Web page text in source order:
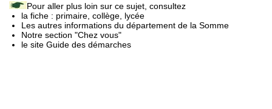
Pour aller plus loin sur ce sujet, consultez
la fiche : primaire, collège, lycée
Les autres informations du département de la Somme
Notre section "Chez vous"
le site Guide des démarches